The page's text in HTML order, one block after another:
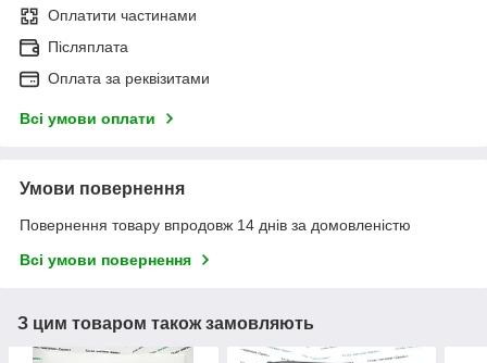
Оплатити частинами
Післяплата
Оплата за реквізитами
Всі умови оплати
Умови повернення
Повернення товару впродовж 14 днів за домовленістю
Всі умови повернення
З цим товаром також замовляють